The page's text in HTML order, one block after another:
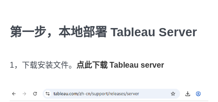
第一步，本地部署 Tableau Server
1，下载安装文件。 点此下载 Tableau server